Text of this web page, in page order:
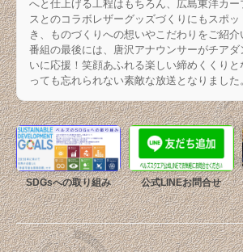
へと仕上げる工程はもちろん、広島東洋カー
スとのコラボレザーグッズづくりにもスポ
き、ものづくりへの想いやこだわりをご紹介
番組の最後には、唐沢アナウンサーがチア
いに応援！笑顔あふれる楽しい締めくくりと
っても忘れられない素敵な放送となりました
SDGsへの取り組み 公式LINEお問合せ